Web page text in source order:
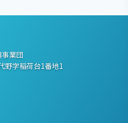
業団
野字稲荷台1番地1